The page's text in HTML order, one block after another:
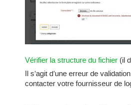
Vérifier la structure du fichier (il
Il s’agit d’une erreur de
contacter votre fournisseur de